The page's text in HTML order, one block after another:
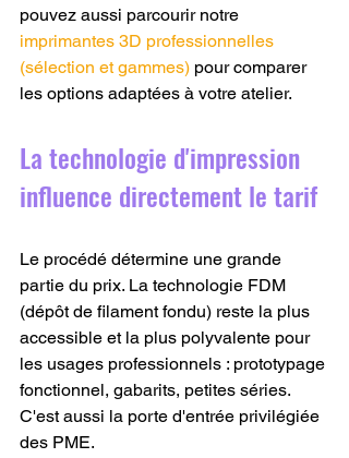
pouvez aussi parcourir notre
imprimantes 3D professionnelles
(sélection et gammes) pour comparer
les options adaptées à votre atelier.
La technologie d'impression
influence directement le tarif
Le procédé détermine une grande
partie du prix. La technologie FDM
(dépôt de filament fondu) reste la plus
accessible et la plus polyvalente pour
les usages professionnels : prototypage
fonctionnel, gabarits, petites séries.
C'est aussi la porte d'entrée privilégiée
des PME.